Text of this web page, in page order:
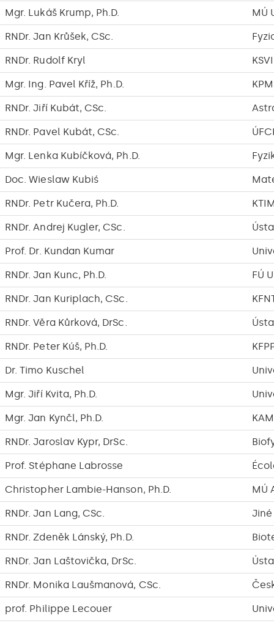
Mgr. Lukáš Krump, Ph.D. MÚ
RNDr. Jan Krůšek, CSc.
RNDr. Rudolf Kryl
Mgr. Ing. Pavel Kříž, Ph.D.
RNDr. Jiří Kubát, CSc.
RNDr. Pavel Kubát, CSc.
Mgr. Lenka Kubíčková, Ph.D.
Doc. Wieslaw Kubiś
RNDr. Petr Kučera, Ph.D.
RNDr. Andrej Kugler, CSc.
Prof. Dr. Kundan Kumar
RNDr. Jan Kunc, Ph.D. FÚ
RNDr. Jan Kuriplach, CSc.
RNDr. Věra Kůrková, DrSc.
RNDr. Peter Kúš, Ph.D.
Dr. Timo Kuschel
Mgr. Jiří Kvita, Ph.D.
Mgr. Jan Kynčl, Ph.D.
RNDr. Jaroslav Kypr, DrSc.
Prof. Stéphane Labrosse
Christopher Lambie-Hanson, Ph.D. MÚ
RNDr. Jan Lang, CSc.
RNDr. Zdeněk Lánský, Ph.D.
RNDr. Jan Laštovička, DrSc.
RNDr. Monika Laušmanová, CSc.
prof. Philippe Lecouer